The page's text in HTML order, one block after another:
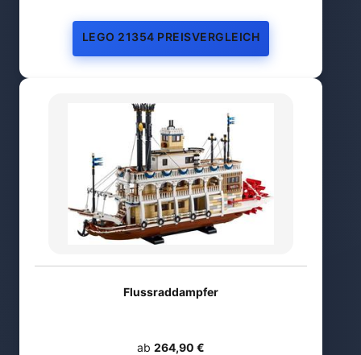
LEGO 21354 PREISVERGLEICH
Flussraddampfer
ab 264,90 €